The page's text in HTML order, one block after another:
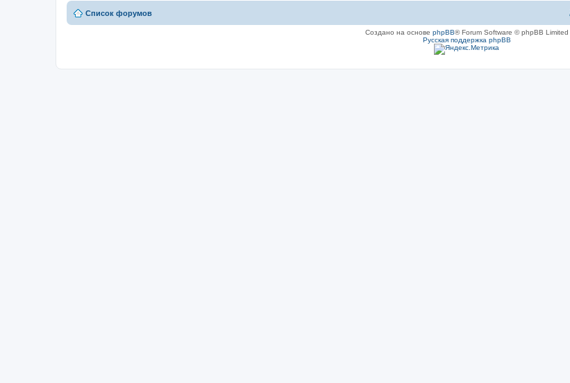
Список форумов
Создано на основе phpBB® Forum Software © phpBB Limited
Русская поддержка phpBB